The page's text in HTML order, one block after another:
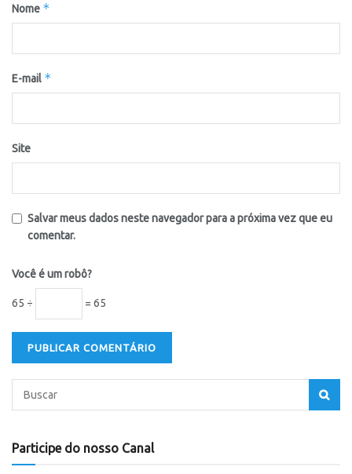
Nome *
E-mail *
Site
Salvar meus dados neste navegador para a próxima vez que eu
comentar.
Você é um robô?
65 ÷ = 65
Participe do nosso Canal